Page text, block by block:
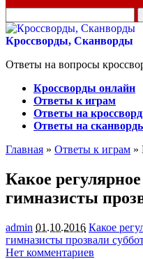
для:
Кроссворды, Сканворды
Ответы на вопросы
Кроссворды онлайн
Ответы к играм
Ответы на
Ответы на
Главная » Ответы к играм »
Какое
гимназисты
admin 01.10.2016 Какое
гимназисты прозвали
Нет комментариев